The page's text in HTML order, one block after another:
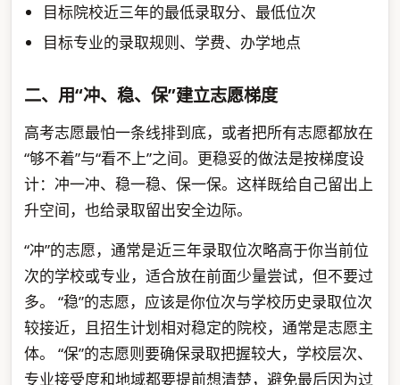
目标院校近三年的最低录取分、最低位次
目标专业的录取规则、学费、办学地点
二、用“冲、稳、保”建立志愿梯度
高考志愿最怕一条线排到底，或者把所有志愿都放在
“够不着”与“看不上”之间。更稳妥的做法是按梯度设
计：冲一冲、稳一稳、保一保。这样既给自己留出上
升空间，也给录取留出安全边际。
“冲”的志愿，通常是近三年录取位次略高于你当前位
次的学校或专业，适合放在前面少量尝试，但不要过
多。 “稳”的志愿，应该是你位次与学校历史录取位次
较接近，且招生计划相对稳定的院校，通常是志愿主
体。 “保”的志愿则要确保录取把握较大，学校层次、
专业接受度和地域都要提前想清楚，避免最后因为过